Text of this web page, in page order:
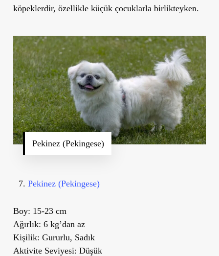
köpeklerdir, özellikle küçük çocuklarla birlikteyken.
Pekinez (Pekingese)
Pekinez (Pekingese)
Boy: 15-23 cm
Ağırlık: 6 kg’dan az
Kişilik: Gururlu, Sadık
Aktivite Seviyesi: Düşük